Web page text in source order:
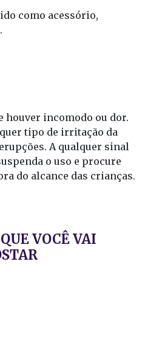
como acessório,
houver incomodo ou dor.
tipo de irritação da
A qualquer sinal
o uso e procure
do alcance das crianças.
VOCÊ VAI